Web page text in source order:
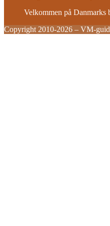
Velkommen på Danmarks
Copyright 2010-2026 – VM-